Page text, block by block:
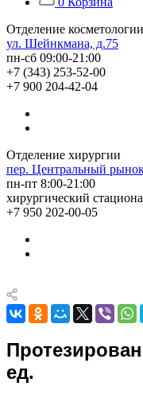
Отделение косметологии
ул. Шейнкмана, д.75
пн-сб 09:00-21:00
+7 (343) 253-52-00
+7 900 204-42-04
Отделение хирургии
пер. Центральный
пн-пт 8:00-21:00
хирургический
+7 950 202-00-05
ед.